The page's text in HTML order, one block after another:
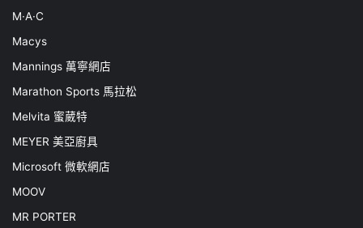
M·A·C
Macys
Mannings 萬寧網店
Marathon Sports 馬拉松
Melvita 蜜葳特
MEYER 美亞廚具
Microsoft 微軟網店
MOOV
MR PORTER